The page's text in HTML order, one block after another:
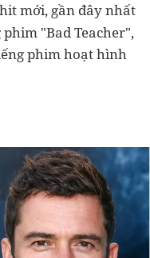
mới, gần đây nhất
"Bad Teacher",
phim hoạt hình